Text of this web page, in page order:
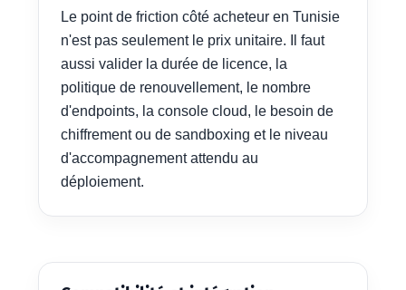
Le point de friction côté acheteur en Tunisie
n'est pas seulement le prix unitaire. Il faut
aussi valider la durée de licence, la
politique de renouvellement, le nombre
d'endpoints, la console cloud, le besoin de
chiffrement ou de sandboxing et le niveau
d'accompagnement attendu au
déploiement.